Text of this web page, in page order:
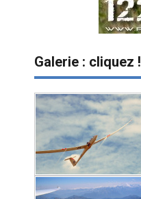
Galerie : cliquez !